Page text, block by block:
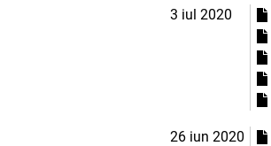
3 iul 2020
26 iun 2020